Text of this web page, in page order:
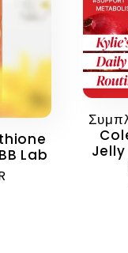
Lab
Jelly